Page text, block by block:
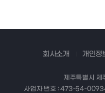
회사소개 개인정
제주특별시 제
사업자 번호 : 473-54-00934